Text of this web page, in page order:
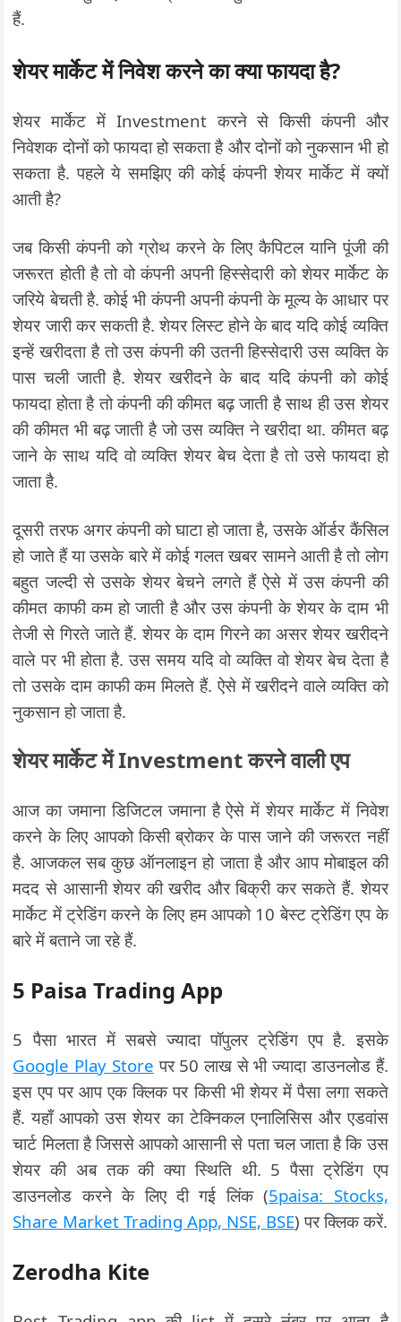
हैं.
शेयर मार्केट में निवेश करने का क्या फायदा है?
शेयर मार्केट में Investment करने से किसी कंपनी और
निवेशक दोनों को फायदा हो सकता है और दोनों को नुकसान भी हो
सकता है. पहले ये समझिए की कोई कंपनी शेयर मार्केट में क्यों
आती है?
जब किसी कंपनी को ग्रोथ करने के लिए कैपिटल यानि पूंजी की
जरूरत होती है तो वो कंपनी अपनी हिस्सेदारी को शेयर मार्केट के
जरिये बेचती है. कोई भी कंपनी अपनी कंपनी के मूल्य के आधार पर
शेयर जारी कर सकती है. शेयर लिस्ट होने के बाद यदि कोई व्यक्ति
इन्हें खरीदता है तो उस कंपनी की उतनी हिस्सेदारी उस व्यक्ति के
पास चली जाती है. शेयर खरीदने के बाद यदि कंपनी को कोई
फायदा होता है तो कंपनी की कीमत बढ़ जाती है साथ ही उस शेयर
की कीमत भी बढ़ जाती है जो उस व्यक्ति ने खरीदा था. कीमत बढ़
जाने के साथ यदि वो व्यक्ति शेयर बेच देता है तो उसे फायदा हो
जाता है.
दूसरी तरफ अगर कंपनी को घाटा हो जाता है, उसके ऑर्डर कैंसिल
हो जाते हैं या उसके बारे में कोई गलत खबर सामने आती है तो लोग
बहुत जल्दी से उसके शेयर बेचने लगते हैं ऐसे में उस कंपनी की
कीमत काफी कम हो जाती है और उस कंपनी के शेयर के दाम भी
तेजी से गिरते जाते हैं. शेयर के दाम गिरने का असर शेयर खरीदने
वाले पर भी होता है. उस समय यदि वो व्यक्ति वो शेयर बेच देता है
तो उसके दाम काफी कम मिलते हैं. ऐसे में खरीदने वाले व्यक्ति को
नुकसान हो जाता है.
शेयर मार्केट में Investment करने वाली एप
आज का जमाना डिजिटल जमाना है ऐसे में शेयर मार्केट में निवेश
करने के लिए आपको किसी ब्रोकर के पास जाने की जरूरत नहीं
है. आजकल सब कुछ ऑनलाइन हो जाता है और आप मोबाइल की
मदद से आसानी शेयर की खरीद और बिक्री कर सकते हैं. शेयर
मार्केट में ट्रेडिंग करने के लिए हम आपको 10 बेस्ट ट्रेडिंग एप के
बारे में बताने जा रहे हैं.
5 Paisa Trading App
5 पैसा भारत में सबसे ज्यादा पॉपुलर ट्रेडिंग एप है. इसके
Google Play Store पर 50 लाख से भी ज्यादा डाउनलोड हैं.
इस एप पर आप एक क्लिक पर किसी भी शेयर में पैसा लगा सकते
हैं. यहाँ आपको उस शेयर का टेक्निकल एनालिसिस और एडवांस
चार्ट मिलता है जिससे आपको आसानी से पता चल जाता है कि उस
शेयर की अब तक की क्या स्थिति थी. 5 पैसा ट्रेडिंग एप
डाउनलोड करने के लिए दी गई लिंक (5paisa: Stocks,
Share Market Trading App, NSE, BSE) पर क्लिक करें.
Zerodha Kite